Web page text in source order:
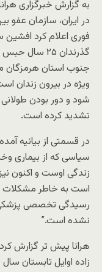
به گزارش خبرگزاری
در ایران، سازمان عفو
فوری اعلام کرد افشین
گذرندان ۲۵
جنوب استان هرمزگان
ویژه در بیرون زندان
شود و دور بودن
تشدید کرده است.
سیاسی که از بیماری
زندگی اوست و اکنون
است به خاطر مشکلات
رسیدگی تخصصی پزشکی
نشده است.”
هرانا پیش تر گزارش